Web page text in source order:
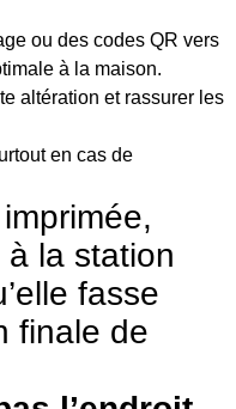
ou des codes QR vers
à la maison.
altération et rassurer les
en cas de
la station
fasse
finale de